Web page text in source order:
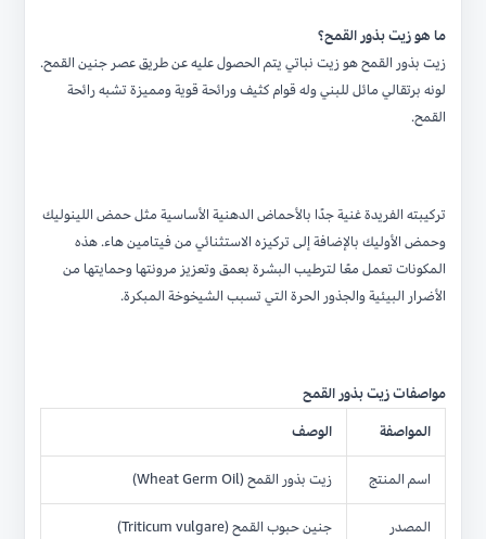
ما هو زيت بذور القمح؟
زيت بذور القمح هو زيت نباتي يتم الحصول عليه عن طريق عصر جنين القمح.
لونه برتقالي مائل للبني وله قوام كثيف ورائحة قوية ومميزة تشبه رائحة
القمح.
تركيبته الفريدة غنية جدًا بالأحماض الدهنية الأساسية مثل حمض اللينوليك
وحمض الأوليك بالإضافة إلى تركيزه الاستثنائي من فيتامين هاء. هذه
المكونات تعمل معًا لترطيب البشرة بعمق وتعزيز مرونتها وحمايتها من
الأضرار البيئية والجذور الحرة التي تسبب الشيخوخة المبكرة.
مواصفات زيت بذور القمح
المواصفة
الوصف
اسم المنتج زيت بذور القمح (Wheat Germ Oil)
المصدر جنين حبوب القمح (Triticum vulgare)